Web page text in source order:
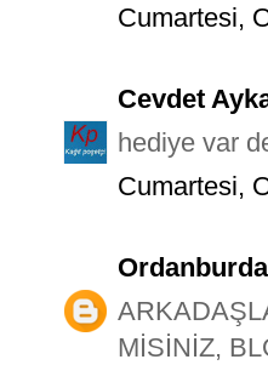
Cumartesi,
Cevdet
hediye var
Cumartesi,
MİSİNİZ,